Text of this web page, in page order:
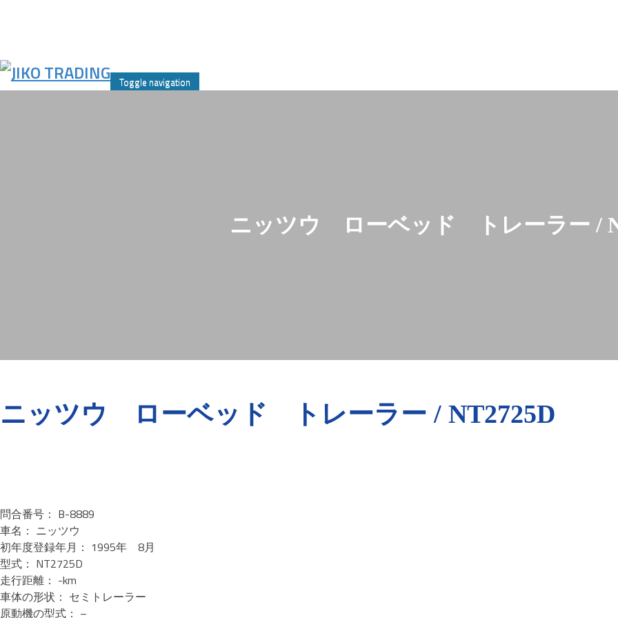
Skip
content
Toggle navigation
ニッツウ ローベッド トレーラー /
ニッツウ ローベッド トレーラー / NT2725D
問合番号： B-8889
車名： ニッツウ
初年度登録年月： 1995年 8月
型式： NT2725D
走行距離： -km
車体の形状： セミトレーラー
原動機の型式： –